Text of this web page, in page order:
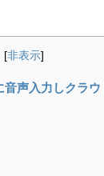
[非表示]
声入力しクラ